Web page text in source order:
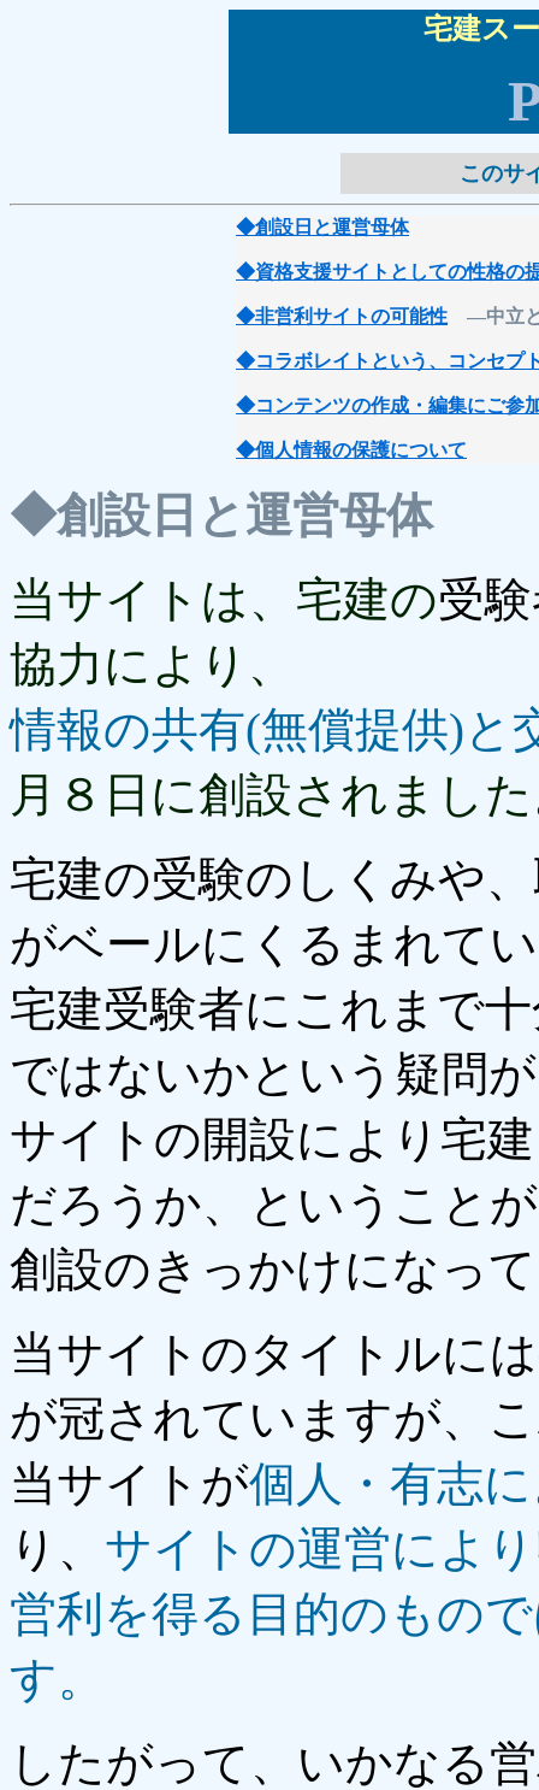
宅建ス
このサ
◆創設日と運営母体
◆資格支援サイトとしての性格の
◆非営利サイトの可能性 ―中立と
◆コラボレイトという、コンセプ
◆コンテンツの作成・編集にご参
◆個人情報の保護について
◆創設日と運営母体
当サイトは、宅建の受
協力により、
情報の共有(無償提供)と
月８日に創設されまし
宅建の受験のしくみや
がベールにくるまれて
宅建受験者にこれまで
ではないかという疑問
サイトの開設により宅
だろうか、ということ
創設のきっかけになっ
当サイトのタイトルに
が冠されていますが、
当サイトが個人・有志
り、 サイトの運営によ
営利を得る目的のもの
す。
したがって、いかなる